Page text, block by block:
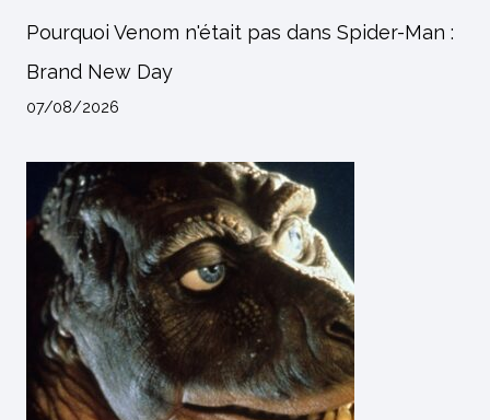
Pourquoi Venom n'était pas dans Spider-Man :
Brand New Day
07/08/2026